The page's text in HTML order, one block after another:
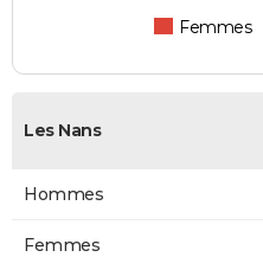
Femmes
Les Nans
Hommes
Femmes